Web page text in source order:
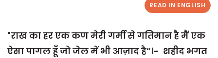
READ IN ENGLISH
"राख का हर एक कण मेरी गर्मी से गतिमान है मैं एक
ऐसा पागल हूँ जो जेल में भी आज़ाद है”।- शहीद भगत